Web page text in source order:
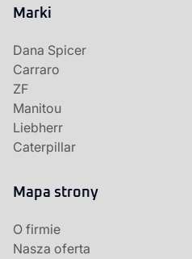
Marki
Dana Spicer
Carraro
ZF
Manitou
Liebherr
Caterpillar
Mapa strony
O firmie
Nasza oferta